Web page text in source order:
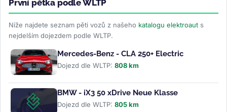
První pětka podle WLTP
Níže najdete seznam pěti vozů z našeho katalogu elektroaut s
nejdelším dojezdem podle WLTP.
Mercedes-Benz - CLA 250+ Electric
Dojezd dle WLTP: 808 km
BMW - iX3 50 xDrive Neue Klasse
Dojezd dle WLTP: 805 km